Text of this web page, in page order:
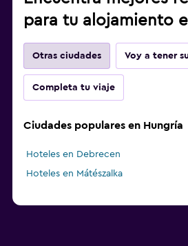
para tu alojamiento
Otras ciudades Voy a tener
Completa tu viaje
Ciudades populares en Hungría
Hoteles en Debrecen
Hoteles en Mátészalka